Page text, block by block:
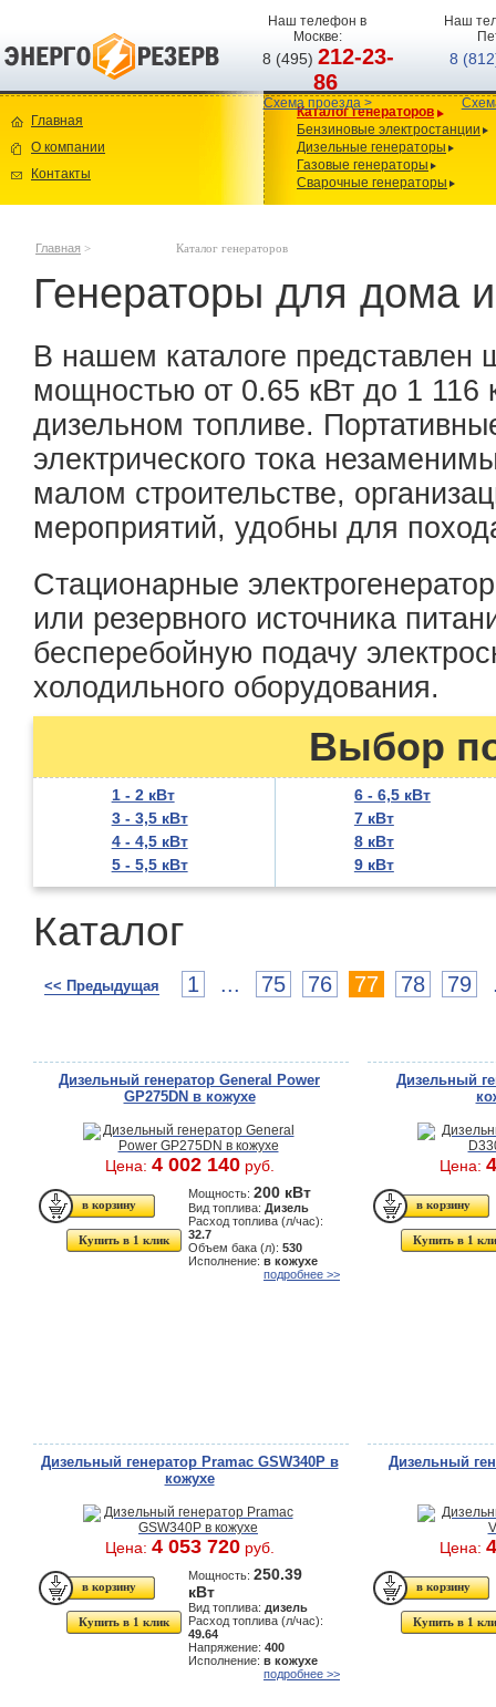
Наш телефон в
Москве:
8 (495)212-23-
86
Схема проезда >
Наш
8
Главная
О компании
Контакты
Каталог генераторов
Бензиновые электростанции
Дизельные генераторы
Газовые генераторы
Сварочные генераторы
Главная > Каталог генераторов
Генераторы для дома
В нашем каталоге представлен
мощностью от 0.65 кВт до 1 116
дизельном топливе.
электрического тока
малом строительстве,
мероприятий, удобны для
Стационарные
или резервного источника
бесперебойную подачу
холодильного оборудования.
Выбор
1 - 2 кВт
3 - 3,5 кВт
4 - 4,5 кВт
5 - 5,5 кВт
6 - 6,5 кВт
7 кВт
8 кВт
9 кВт
Каталог
<< Предыдущая 1 ... 75 76 77 78 79
Дизельный генератор General Power
GP275DN в кожухе
Цена: 4 002 140руб.
Купить в 1 клик
Мощность: 200 кВт
Вид топлива: Дизель
Расход топлива (л/час):
32.7
Объем бака (л): 530
Исполнение: в кожухе
подробнее >>
Дизельный
Цена:
Купить в 1
Дизельный генератор Pramac GSW340P в
кожухе
Цена: 4 053 720руб.
Купить в 1 клик
Мощность: 250.39
кВт
Вид топлива: дизель
Расход топлива (л/час):
49.64
Напряжение: 400
Исполнение: в кожухе
подробнее >>
Дизельный
Цена:
Купить в 1